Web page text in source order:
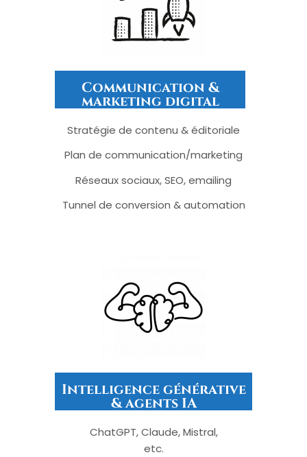
Communication &
marketing digital
Stratégie de contenu & éditoriale
Plan de communication/marketing
Réseaux sociaux, SEO, emailing
Tunnel de conversion & automation
Intelligence générative
& agents IA
ChatGPT, Claude, Mistral,
etc.